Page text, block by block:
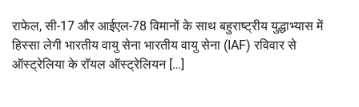
राफेल, सी-17 और आईएल-78 विमानों के साथ बहुराष्ट्रीय युद्धाभ्यास में
हिस्सा लेगी भारतीय वायु सेना भारतीय वायु सेना (IAF) रविवार से
ऑस्ट्रेलिया के रॉयल ऑस्ट्रेलियन […]